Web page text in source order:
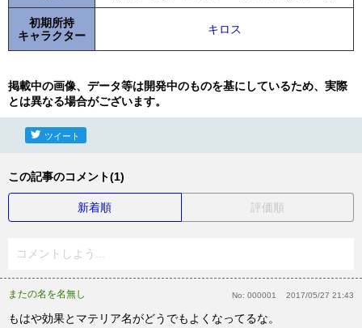
初期所持
キャラクター
キロス
掲載中の画像、データ等は開発中のものを基にしているため、実際
とは異なる場合がございます。
ツイート
この記事のコメント(1)
新着順 評価順
コメントしよう...
またの名を名無し No: 000001 2017/05/27 21:43
もはや効果とマテリア名がどうでもよくなってるな。